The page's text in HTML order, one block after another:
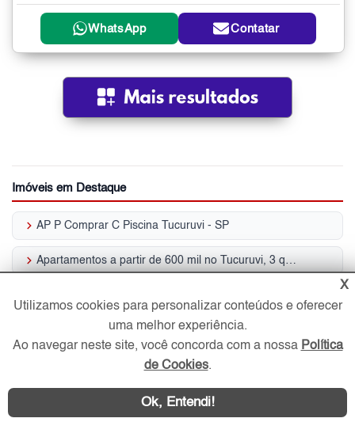
WhatsApp Contatar
Imóveis em Destaque
keyboard_arrow_right AP P Comprar C Piscina Tucuruvi - SP
keyboard_arrow_right Apartamentos a partir de 600 mil no Tucuruvi, 3 quartos, Zona Norte, SP
Casas Próx. Metrô Tucuruvi, ZN p/ Venda
AP P Alugar C Piscina Tucuruvi - SP
Apartamento no térreo para Venda | Tucuruvi
X
Utilizamos cookies para personalizar conteúdos e oferecer
uma melhor experiência.
Ao navegar neste site, você concorda com a nossa Política
de Cookies.
Ok, Entendi!